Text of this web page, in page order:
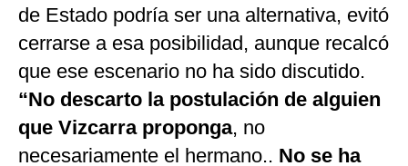
de Estado podría ser una alternativa, evitó
cerrarse a esa posibilidad, aunque recalcó
que ese escenario no ha sido discutido.
“No descarto la postulación de alguien
que Vizcarra proponga, no
necesariamente el hermano.. No se ha